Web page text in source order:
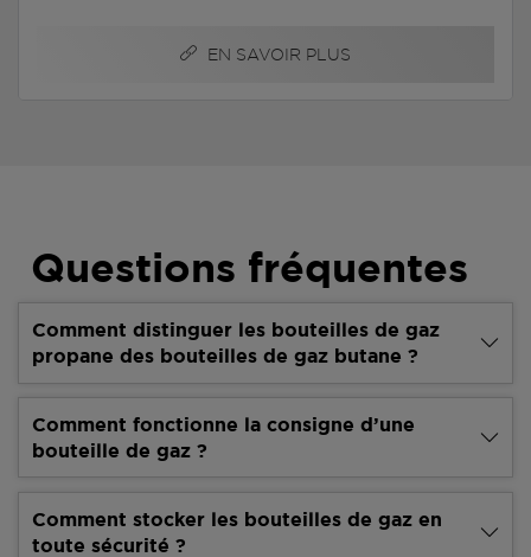
EN SAVOIR PLUS
Questions fréquentes
Comment distinguer les bouteilles de gaz
propane des bouteilles de gaz butane ?
Comment fonctionne la consigne d’une
bouteille de gaz ?
Comment stocker les bouteilles de gaz en
toute sécurité ?